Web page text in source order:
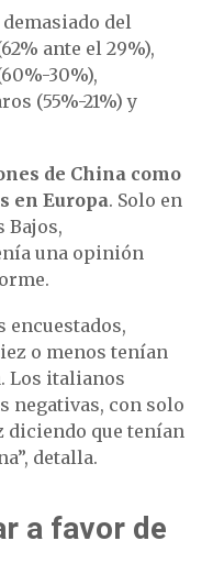
del
ante el 29%),
30%),
(55%-21%) y
de China como
en Europa. Solo en
Bajos,
una opinión
encuestados,
o menos tenían
Los italianos
negativas, con solo
diciendo que tenían
detalla.
a favor de